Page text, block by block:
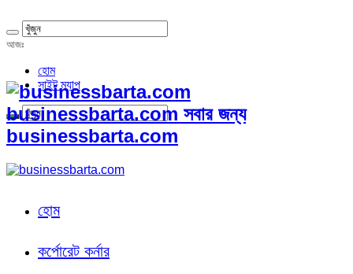
আজঃ
হোম
সাইট ম্যাপ
businessbarta.com সবার জন্য
businessbarta.com
হোম
কর্পোরেট কর্নার